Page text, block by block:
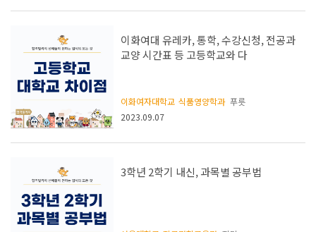
이화여대 유레카, 통학, 수강신청, 전공과
교양 시간표 등 고등학교와 다
이화여자대학교 식품영양학과 푸릇
2023.09.07
3학년 2학기 내신, 과목별 공부법